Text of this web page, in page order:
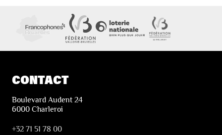
CONTACT
Boulevard Audent 24
6000 Charleroi
+32 71 51 78 00